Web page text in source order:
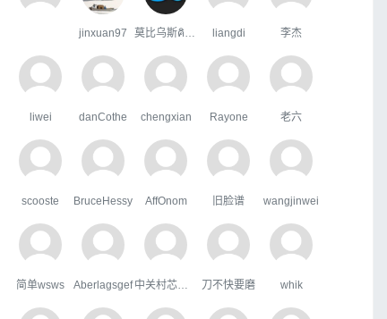
jinxuan97 liangdi 李杰
liwei danCothe chengxian Rayone 老六
scooste BruceHessy AffOnom 旧脸谱 wangjinwei
简单wsws Aberlagsgef 刀不快要磨 whik